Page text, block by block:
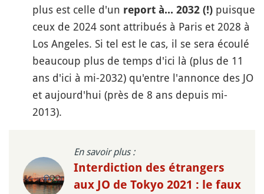
plus est celle d'un report à... 2032 (!) puisque
ceux de 2024 sont attribués à Paris et 2028 à
Los Angeles. Si tel est le cas, il se sera écoulé
beaucoup plus de temps d'ici là (plus de 11
ans d'ici à mi-2032) qu'entre l'annonce des JO
et aujourd'hui (près de 8 ans depuis mi-
2013).
En savoir plus :
Interdiction des étrangers
aux JO de Tokyo 2021 : le faux